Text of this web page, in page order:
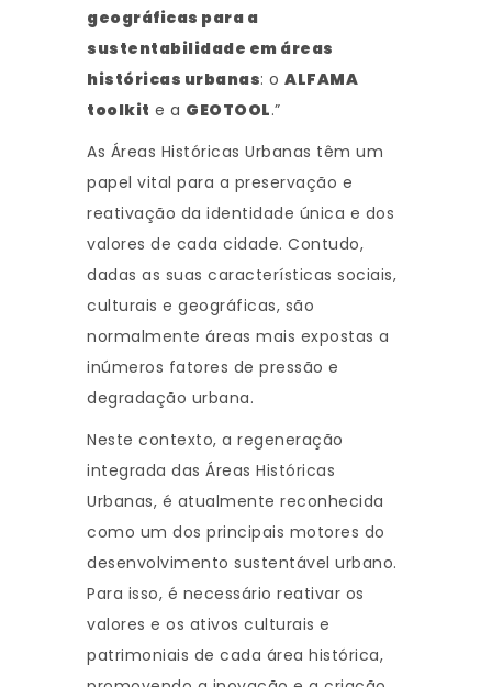
geográficas para a
sustentabilidade em áreas
históricas urbanas: o ALFAMA
toolkit e a GEOTOOL.”
As Áreas Históricas Urbanas têm um
papel vital para a preservação e
reativação da identidade única e dos
valores de cada cidade. Contudo,
dadas as suas características sociais,
culturais e geográficas, são
normalmente áreas mais expostas a
inúmeros fatores de pressão e
degradação urbana.
Neste contexto, a regeneração
integrada das Áreas Históricas
Urbanas, é atualmente reconhecida
como um dos principais motores do
desenvolvimento sustentável urbano.
Para isso, é necessário reativar os
valores e os ativos culturais e
patrimoniais de cada área histórica,